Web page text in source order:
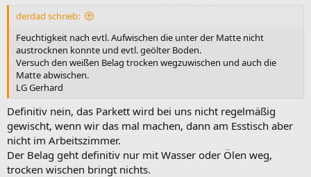
derdad schrieb:
Feuchtigkeit nach evtl. Aufwischen die unter der Matte nicht
austrocknen konnte und evtl. geölter Boden.
Versuch den weißen Belag trocken wegzuwischen und auch die
Matte abwischen.
LG Gerhard
Definitiv nein, das Parkett wird bei uns nicht regelmäßig
gewischt, wenn wir das mal machen, dann am Esstisch aber
nicht im Arbeitszimmer.
Der Belag geht definitiv nur mit Wasser oder Ölen weg,
trocken wischen bringt nichts.